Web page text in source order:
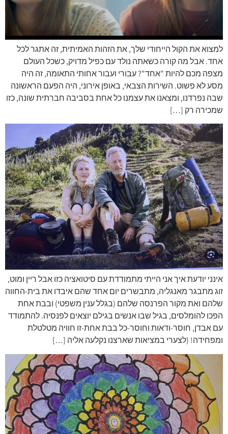
למצוא את הקול הייחודי שלך, את הזהות האמיתית, זה אתגר לכל
אחד. אבל מה קורה כשאתה נולד עם כפיל מדויק, כשכל העולם
מצפה מכם להיות "אחד"? עבורי ועבור אחותי התאומה, זה היה
מסע לא פשוט. השירות הצבאי, באופן אירוני, היה הפעם הראשונה
שבה נפרדנו, ומצאנו את עצמנו כל אחת בסביבה חברתית שונה, כזו
שמכירה רק […]
אינני יודעת איך אני הייתי מתמודדת עם סיטואציה כזו אבל ריין ומוט,
זוג מתבגר מאנגליה, מתבשרים יום אחד שהם איבדו את בית-החווה
שלהם ואת מקור הפרנסה שלהם (בגלל ענין משפטי) ובבת אחת
הפכו להומלסים, בגיל שבו אנשים בגילם יוצאים לפנסיה. להתמודד
עם אבדן, חוסר-ודאות וחוסר-כל בבת אחת-זו חוויה מטלטלת
ומפחידה! (לצערי במציאות שארצנו נקלעה אליה […]